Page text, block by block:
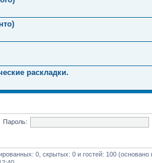
раскладки.
Пароль:
0, скрытых: 0 и гостей: 100